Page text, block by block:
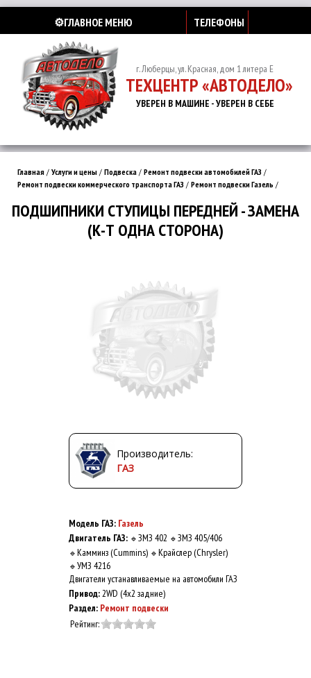
⚙️ГЛАВНОЕ МЕНЮ ТЕЛЕФОНЫ
г. Люберцы, ул. Красная, дом 1 литера Е
ТЕХЦЕНТР «АВТОДЕЛО»
УВЕРЕН В МАШИНЕ - УВЕРЕН В СЕБЕ
Главная / Услуги и цены / Подвеска / Ремонт подвески автомобилей ГАЗ /
Ремонт подвески коммерческого транспорта ГАЗ / Ремонт подвески Газель /
ПОДШИПНИКИ СТУПИЦЫ ПЕРЕДНЕЙ - ЗАМЕНА
(К-Т ОДНА СТОРОНА)
Производитель:
ГАЗ
Модель ГАЗ: Газель
Двигатель ГАЗ: 🔹 ЗМЗ 402 🔹 ЗМЗ 405/406
🔹 Камминз (Cummins) 🔹 Крайслер (Chrysler)
🔹 УМЗ 4216
Двигатели устанавливаемые на автомобили ГАЗ
Привод:2WD (4x2 задние)
Раздел: Ремонт подвески
Рейтинг: